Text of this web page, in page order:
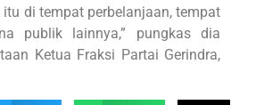
itu di tempat perbelanjaan, tempat
publik lainnya,” pungkas dia
Ketua Fraksi Partai Gerindra,